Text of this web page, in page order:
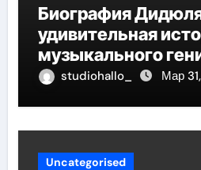
Биография
удивительная
музыкального
проникнет в самые
studiohallo_ Мар
Uncategorised